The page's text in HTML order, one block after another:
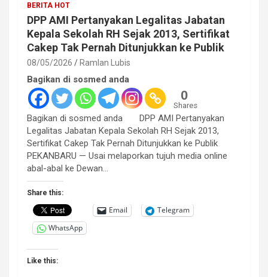
BERITA HOT
DPP AMI Pertanyakan Legalitas Jabatan
Kepala Sekolah RH Sejak 2013, Sertifikat
Cakep Tak Pernah Ditunjukkan ke Publik
08/05/2026 Ramlan Lubis
Bagikan di sosmed anda
0
Shares
Bagikan di sosmed anda DPP AMI Pertanyakan
Legalitas Jabatan Kepala Sekolah RH Sejak 2013,
Sertifikat Cakep Tak Pernah Ditunjukkan ke Publik
PEKANBARU — Usai melaporkan tujuh media online
abal-abal ke Dewan…
Share this:
Email
Telegram
WhatsApp
Like this: